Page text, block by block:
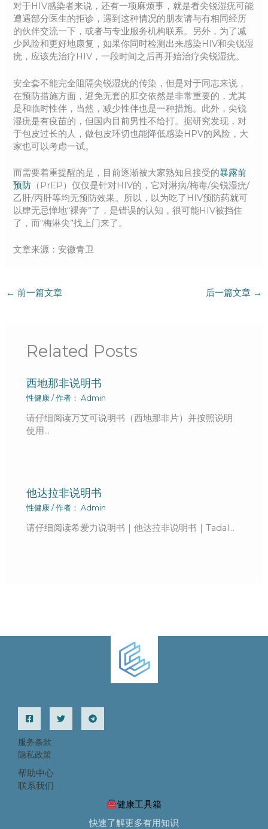
对于HIV感染者来说，还有一项麻烦事，就是看尖锐湿疣可能
遭遇部分医生的拒诊，遇到这种情况的朋友请与有相同经历
的伙伴交流一下，或者与专业服务机构联系。另外，为了减
少风险和更好地康复，如果你同时检测出来感染HIV和尖锐湿
疣，应该先治疗HIV，一段时间之后再开始治疗尖锐湿疣。
安全套不能完全阻隔尖锐湿疣的传染，但是对于同志来说，
在预防措施方面，避免无套的肛交依然是非常重要的，尤其
是和临时性伴，当然，减少性伴也是一种措施。此外，尖锐
湿疣是有疫苗的，但国内目前男性不给打。据研究发现，对
于包皮过长的人，做包皮环切也能降低感染HPV的风险，大
家也可以考虑一试。
而需要着重提醒的是，目前逐渐被大家熟知且接受的暴露前
预防 （PrEP）仅仅是针对HIV的，它对淋病/梅毒/尖锐湿疣/
乙肝/丙肝等均无预防效果。所以，以为吃了HIV预防药就可
以肆无忌惮地“裸奔”了，是错误的认知，很可能HIV被挡住
了，而“梅淋尖”找上门来了。
文章来源：安徽青卫
← 前一篇文章 后一篇文章 →
Related Posts
西地那非说明书
性健康 / 作者： Admin
请仔细阅读万艾可说明书（西地那非片）并按照说明
使用…
他达拉非说明书
性健康 / 作者： Admin
请仔细阅读希爱力说明书｜他达拉非说明书｜Tadal…
服务条款
隐私政策
帮助中心
联系我们
健康工具箱
快速了解更多有用知识